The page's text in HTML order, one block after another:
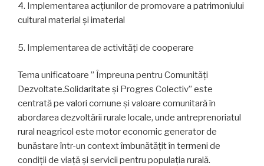
4. Implementarea acțiunilor de promovare a patrimoniului
cultural material și imaterial
5. Implementarea de activități de cooperare
Tema unificatoare ” Împreuna pentru Comunități
Dezvoltate.Solidaritate și Progres Colectiv” este
centrată pe valori comune și valoare comunitară în
abordarea dezvoltării rurale locale, unde antreprenoriatul
rural neagricol este motor economic generator de
bunăstare într-un context îmbunătățit în termeni de
condiții de viață și servicii pentru populația rurală.